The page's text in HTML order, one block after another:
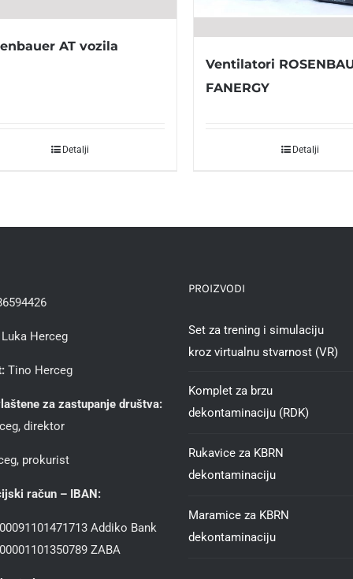
AT vozila
Detalji
Ventilatori
FANERGY
Detalji
Herceg
Tino Herceg
za zastupanje društva:
direktor
prokurist
račun – IBAN:
Addiko Bank
ZABA
PROIZVODI
Set za trening i simulaciju
kroz virtualnu stvarnost (VR)
Komplet za brzu
dekontaminaciju (RDK)
Rukavice za KBRN
dekontaminaciju
Maramice za KBRN
dekontaminaciju